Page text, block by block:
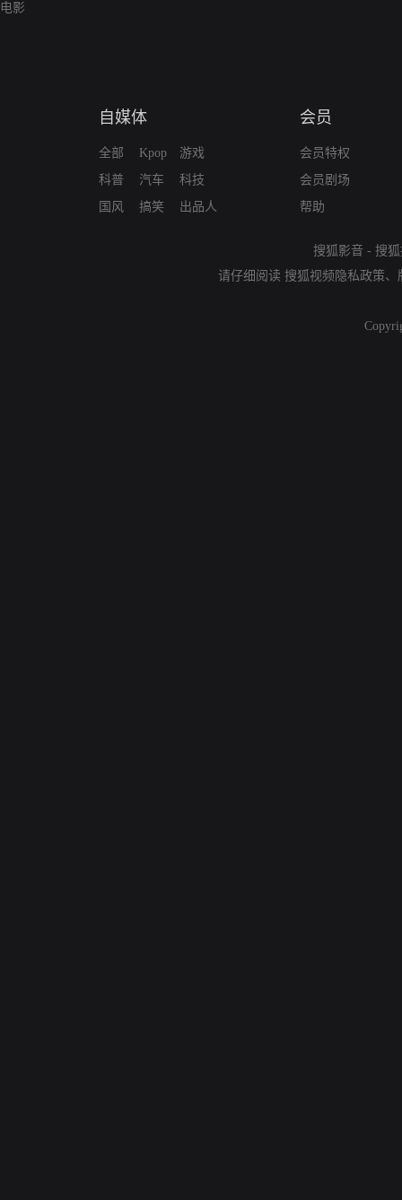
电影
自媒体
全部
科普
国风
Kpop
汽车
搞笑
游戏
科技
出品人
会员
会员特权
会员剧场
帮助
搜狐影音 - 搜
请仔细阅读 搜狐视频隐私政策、